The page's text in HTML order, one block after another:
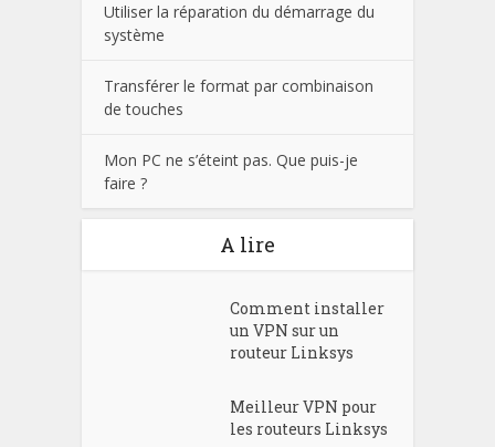
Utiliser la réparation du démarrage du
système
Transférer le format par combinaison
de touches
Mon PC ne s’éteint pas. Que puis-je
faire ?
A lire
Comment installer
un VPN sur un
routeur Linksys
Meilleur VPN pour
les routeurs Linksys